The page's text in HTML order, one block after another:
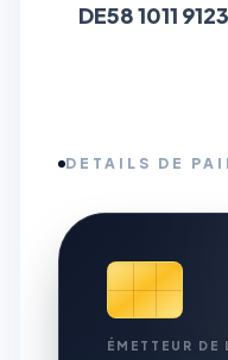
DE58 1011
DETAILS DE
ÉMETTEUR DE